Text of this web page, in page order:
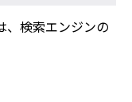
、検索エンジンの